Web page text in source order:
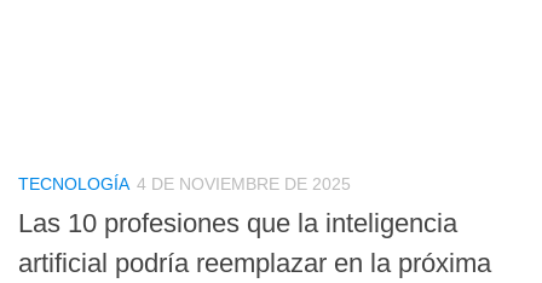
TECNOLOGÍA 4 DE NOVIEMBRE DE 2025
Las 10 profesiones que la inteligencia
artificial podría reemplazar en la próxima